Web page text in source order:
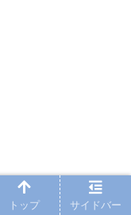
トップ サイドバー